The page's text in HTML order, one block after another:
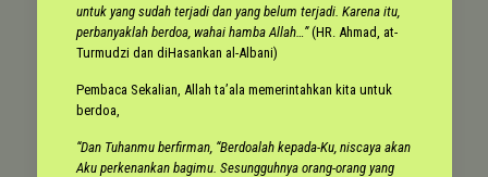
untuk yang sudah terjadi dan yang belum terjadi. Karena itu,
perbanyaklah berdoa, wahai hamba Allah…”(HR. Ahmad, at-
Turmudzi dan diHasankan al-Albani)
Pembaca Sekalian, Allah ta’ala memerintahkan kita untuk
berdoa,
“Dan Tuhanmu berfirman, “Berdoalah kepada-Ku, niscaya akan
Aku perkenankan bagimu. Sesungguhnya orang-orang yang